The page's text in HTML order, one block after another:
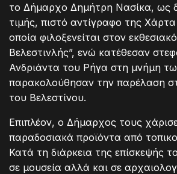
το Δήμαρχο Δημήτρη Νασίκα, ως
τιμής, πιστό αντίγραφο της
οποία φιλοξενείται στον
Βελεστινλής”, ενώ κατέθεσαν
Ανδριάντα του Ρήγα στη μνήμη
παρακολούθησαν την παρέλαση
του Βελεστίνου.
Επιπλέον, ο Δήμαρχος τους
παραδοσιακά προϊόντα από
Κατά τη διάρκεια της επίσκεψής
σε μουσεία αλλά και σε